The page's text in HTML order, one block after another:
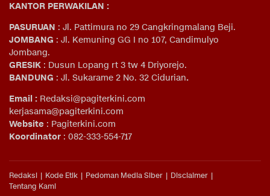
KANTOR PERWAKILAN :
PASURUAN : Jl. Pattimura no 29 Cangkringmalang Beji.
JOMBANG : Jl. Kemuning GG I no 107, Candimulyo
Jombang.
GRESIK : Dusun Lopang rt 3 tw 4 Driyorejo.
BANDUNG : Jl. Sukarame 2 No. 32 Cidurian.
Email : Redaksi@pagiterkini.com
kerjasama@pagiterkini.com
Website : Pagiterkini.com
Koordinator : 082-333-554-717
Redaksi Kode Etik Pedoman Media Siber
Disclaimer
Tentang Kami